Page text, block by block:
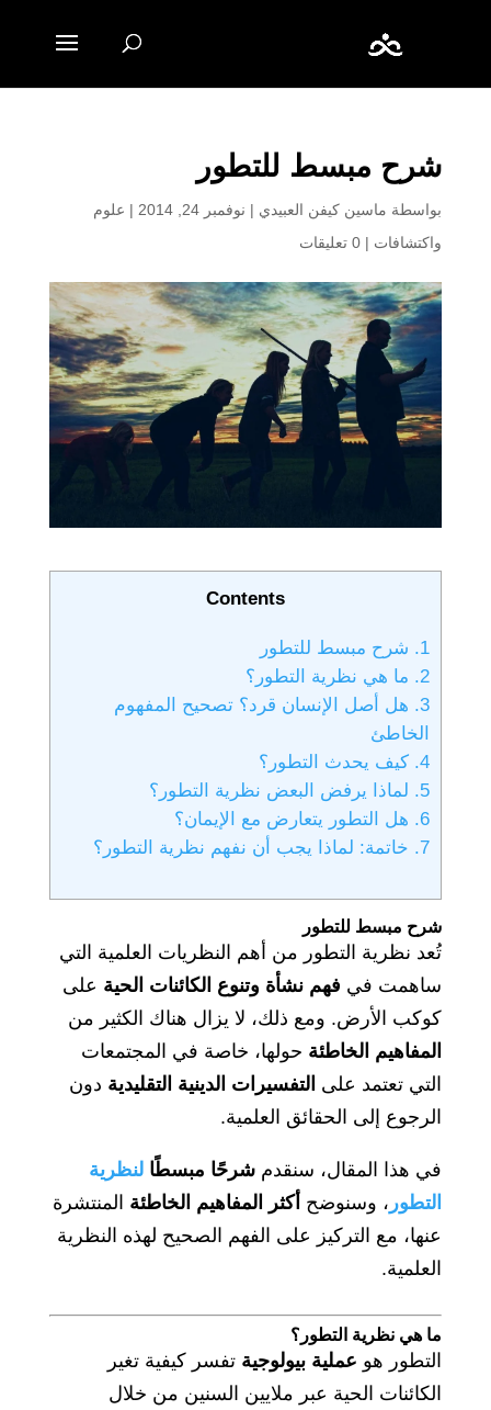
شرح مبسط للتطور
بواسطة ماسين كيفن العبيدي | نوفمبر 24, 2014 | علوم
واكتشافات | 0 تعليقات
Contents
1.
شرح مبسط للتطور
2. ما هي نظرية التطور؟
3. هل أصل الإنسان قرد؟ تصحيح المفهوم
الخاطئ
4. كيف يحدث التطور؟
5.
لماذا يرفض البعض نظرية التطور؟
6. هل التطور يتعارض مع الإيمان؟
7. خاتمة: لماذا يجب أن نفهم نظرية التطور؟
شرح مبسط للتطور
تُعد نظرية التطور من أهم النظريات العلمية التي
ساهمت في فهم نشأة وتنوع الكائنات الحية على
كوكب الأرض. ومع ذلك، لا يزال هناك الكثير من
المفاهيم الخاطئة حولها، خاصة في المجتمعات
التي تعتمد على التفسيرات الدينية التقليدية دون
الرجوع إلى الحقائق العلمية.
في هذا المقال، سنقدم شرحًا مبسطًا لنظرية
التطور ، وسنوضح أكثر المفاهيم الخاطئة المنتشرة
عنها، مع التركيز على الفهم الصحيح لهذه النظرية
العلمية.
ما هي نظرية التطور؟
التطور هو عملية بيولوجية تفسر كيفية تغير
الكائنات الحية عبر ملايين السنين من خلال